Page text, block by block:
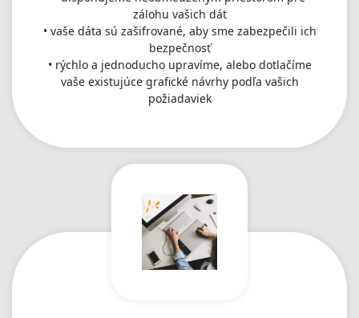
zálohu vašich dát
• vaše dáta sú zašifrované, aby sme zabezpečili ich
bezpečnosť
• rýchlo a jednoducho upravíme, alebo dotlačíme
vaše existujúce grafické návrhy podľa vašich
požiadaviek